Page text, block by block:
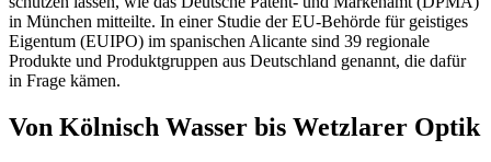
in München mitteilte. In einer Studie der EU-Behörde für geistiges
Eigentum (EUIPO) im spanischen Alicante sind 39 regionale
Produkte und Produktgruppen aus Deutschland genannt, die dafür
in Frage kämen.
Von Kölnisch Wasser bis Wetzlarer Optik